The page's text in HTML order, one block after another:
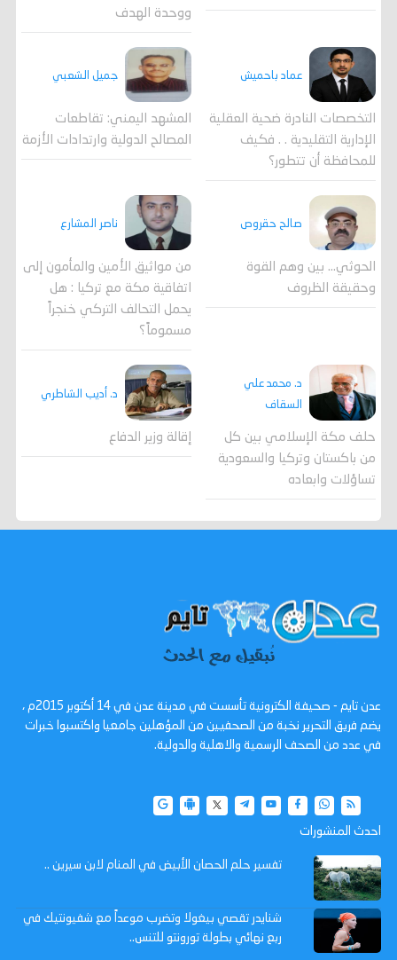
ووحدة الهدف
عماد باحميش
التخصصات النادرة ضحية العقلية
الإدارية التقليدية . . فكيف
للمحافظة أن تتطور؟
جميل الشعبي
المشهد اليمني: تقاطعات
المصالح الدولية وارتدادات الأزمة
صالح حقروص
الحوثي... بين وهم القوة
وحقيقة الظروف
ناصر المشارع
من مواثيق الأمين والمأمون إلى
اتفاقية مكة مع تركيا : هل
يحمل التحالف التركي خنجراً
مسموماً؟
د. محمد علي
السقاف
حلف مكة الإسلامي بين كل
من باكستان وتركيا والسعودية
تساؤلات وابعاده
د. أديب الشاطري
إقالة وزير الدفاع
عدن تايم - صحيفة الكترونية تأسست في مدينة عدن في 14 أكتوبر 2015م ،
يضم فريق التحرير نخبة من الصحفيين من المؤهلين جامعيا واكتسبوا خبرات
في عدد من الصحف الرسمية والاهلية والدولية.
احدث المنشورات
تفسير حلم الحصان الأبيض في المنام لابن سيرين ..
شنايدر تقصي بيغولا وتضرب موعداً مع شفيونتيك في
ربع نهائي بطولة تورونتو للتنس..